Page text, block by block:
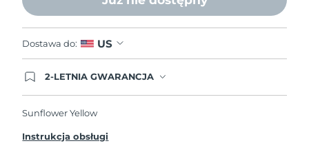
Dostawa do: US
2-LETNIA GWARANCJA
przypadku wystąpienia problemów w ciągu 2 lat
Sunflower Yellow
Instrukcja obsługi